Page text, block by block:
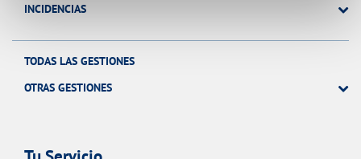
INCIDENCIAS
TODAS LAS GESTIONES
OTRAS GESTIONES